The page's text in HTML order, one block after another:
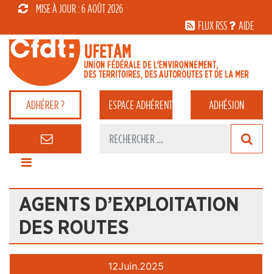
MISE À JOUR : 6 AOÛT 2026
FLUX RSS
AIDE
ADHÉRER ? ESPACEADHÉRENT ADHÉSION
AGENTS D’EXPLOITATION
DES ROUTES
12Juin.2025